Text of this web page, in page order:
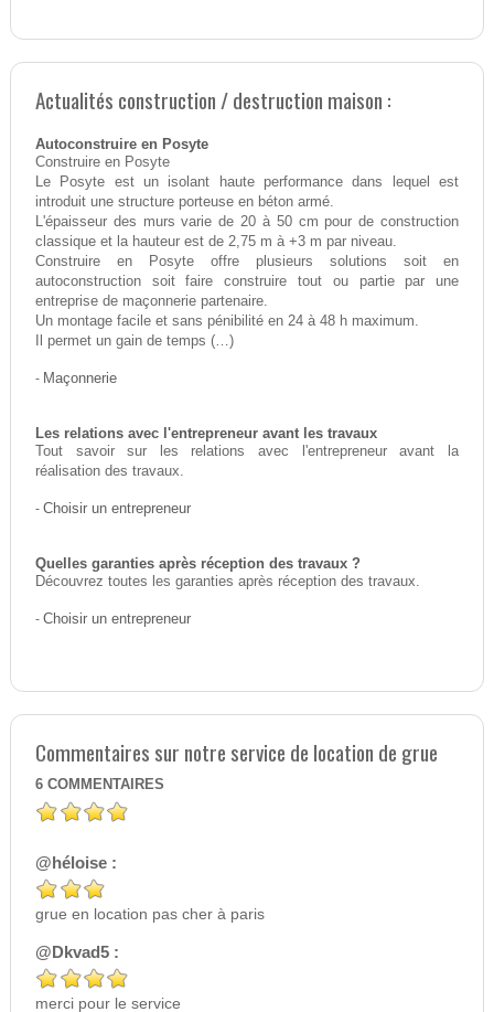
Actualités construction / destruction maison :
Autoconstruire en Posyte
Construire en Posyte
Le Posyte est un isolant haute performance dans lequel est
introduit une structure porteuse en béton armé.
L'épaisseur des murs varie de 20 à 50 cm pour de construction
classique et la hauteur est de 2,75 m à +3 m par niveau.
Construire en Posyte offre plusieurs solutions soit en
autoconstruction soit faire construire tout ou partie par une
entreprise de maçonnerie partenaire.
Un montage facile et sans pénibilité en 24 à 48 h maximum.
Il permet un gain de temps (…)
- Maçonnerie
Les relations avec l'entrepreneur avant les travaux
Tout savoir sur les relations avec l'entrepreneur avant la
réalisation des travaux.
- Choisir un entrepreneur
Quelles garanties après réception des travaux ?
Découvrez toutes les garanties après réception des travaux.
- Choisir un entrepreneur
Commentaires sur notre service de location de grue
6 COMMENTAIRES
@héloise :
grue en location pas cher à paris
@Dkvad5 :
merci pour le service